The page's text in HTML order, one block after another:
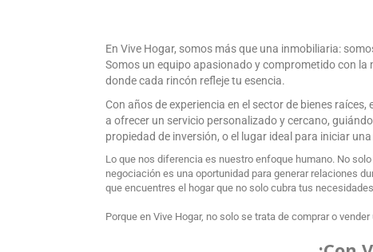
En Vive Hogar, somos más que una inmobiliaria:
Somos un equipo apasionado y comprometido con
donde cada rincón refleje tu esencia.
Con años de experiencia en el sector de bienes
a ofrecer un servicio personalizado y cercano,
propiedad de inversión, o el lugar ideal para iniciar
Lo que nos diferencia es nuestro enfoque humano. No
negociación es una oportunidad para generar relaciones
que encuentres el hogar que no solo cubra tus
Porque en Vive Hogar, no solo se trata de comprar o